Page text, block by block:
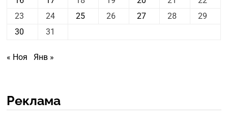
23
24 25 26 27 28
29
30
31
« Ноя Янв »
Реклама